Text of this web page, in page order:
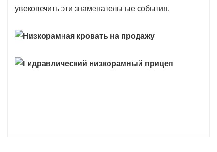
увековечить эти знаменательные события.